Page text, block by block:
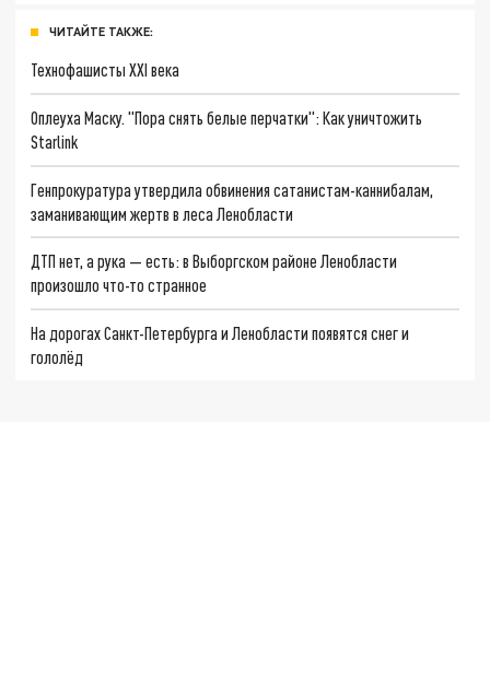
ЧИТАЙТЕ ТАКЖЕ:
Технофашисты XXI века
Оплеуха Маску. "Пора снять белые перчатки": Как уничтожить
Starlink
Генпрокуратура утвердила обвинения сатанистам-каннибалам,
заманивающим жертв в леса Ленобласти
ДТП нет, а рука — есть: в Выборгском районе Ленобласти
произошло что-то странное
На дорогах Санкт-Петербурга и Ленобласти появятся снег и
гололёд